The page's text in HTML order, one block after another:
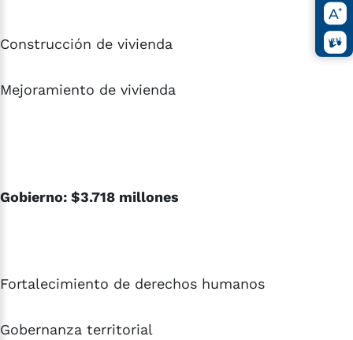
Construcción de vivienda
Mejoramiento de vivienda
Gobierno: $3.718 millones
Fortalecimiento de derechos humanos
Gobernanza territorial